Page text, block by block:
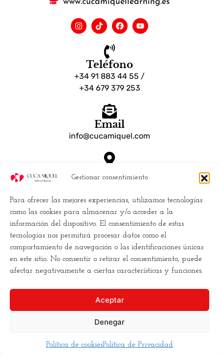
Gestionar consentimiento
Para ofrecer las mejores experiencias, utilizamos tecnologías
como las cookies para almacenar y/o acceder a la
información del dispositivo. El consentimiento de estas
tecnologías nos permitirá procesar datos como el
comportamiento de navegación o las identificaciones únicas
en este sitio. No consentir o retirar el consentimiento, puede
afectar negativamente a ciertas características y funciones.
Aceptar
Denegar
Política de cookiesPolítica de Privacidad
Teléfono
+34 91 883 44 55 /
+34 679 379 253
Email
info@cucamiquel.com
Dónde estamos
Calle Luchana, 25 28010 Madrid España
Empresa
Políticas de Cookies (UE)
Política de privacidad
Términos y Condiciones
Conviertete en distribuidor
excelencia
necesitamosromper los moldes. Hacemos la estética
de una forma diferente,más cercana